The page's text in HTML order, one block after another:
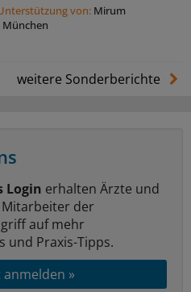
von: Mirum
München
weitere Sonderberichte
Login erhalten Ärzte und
der
auf mehr
und Praxis-Tipps.
anmelden »